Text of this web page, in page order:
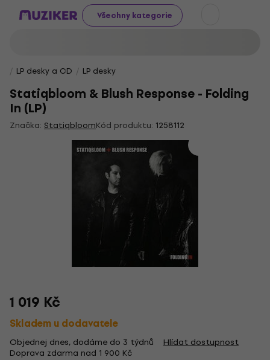
Všechny kategorie
LP desky a CD LP desky
Statiqbloom & Blush Response - Folding
In (LP)
Značka: StatiqbloomKód produktu: 1258112
1 019 Kč
Skladem u dodavatele
Objednej dnes, dodáme do 3 týdnů Hlídat dostupnost
Doprava zdarma nad 1 900 Kč